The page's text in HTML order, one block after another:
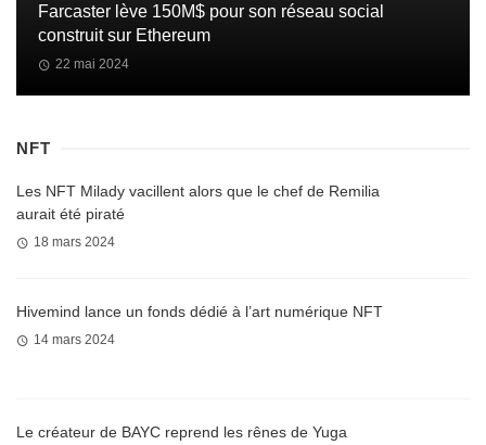
Farcaster lève 150M$ pour son réseau social
construit sur Ethereum
22 mai 2024
NFT
Les NFT Milady vacillent alors que le chef de Remilia
aurait été piraté
18 mars 2024
Hivemind lance un fonds dédié à l’art numérique NFT
14 mars 2024
Le créateur de BAYC reprend les rênes de Yuga